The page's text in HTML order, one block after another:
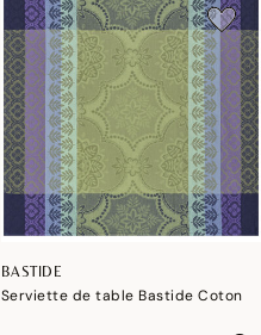
BASTIDE
Serviette de table Bastide Coton